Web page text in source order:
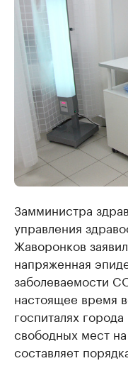
Замминистра
управления
Жаворонков
напряженная
заболеваемости
настоящее время
госпиталях
свободных мест
составляет